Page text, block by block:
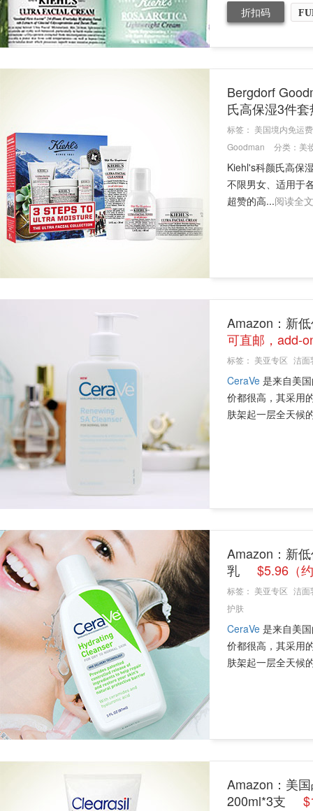
折扣码
Bergdorf
氏高保湿3件
标签： 美国境内免运费
Goodman
分类： 美
Kiehl's科颜氏高保
不限男女、适用于
超赞的高...阅读全文
Amazon：新
可直邮，add-
标签： 美亚专区 洁面
CeraVe 是来自美
价都很高，其采用
肤架起一层全天候
Amazon：新
乳
$5.96（
标签： 美亚专区 洁面
护肤
CeraVe 是来自美
价都很高，其采用
肤架起一层全天候
Amazon：美
200ml*3支